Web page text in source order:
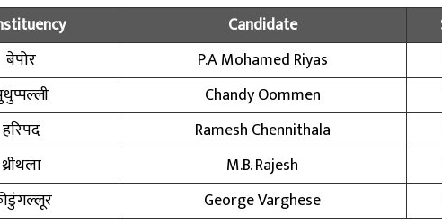
Candidate
बेपोर P.A Mohamed Riyas
Chandy Oommen
हरिपद Ramesh Chennithala
थ्रीथला M.B. Rajesh
George Varghese